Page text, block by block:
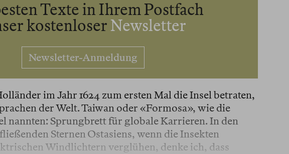
Texte in Ihrem Postfach
kostenloser Newsletter
Newsletter-Anmeldung
im Jahr 1624 zum ersten Mal die Insel betraten,
der Welt. Taiwan oder «Formosa», wie die
nannten: Sprungbrett für globale Karrieren. In den
Sternen Ostasiens, wenn die Insekten
Windlichtern verglühen, denke ich, dass